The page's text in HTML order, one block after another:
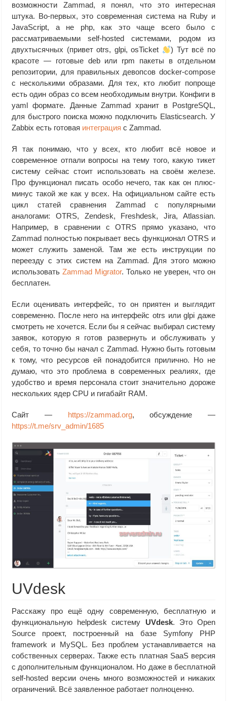
возможности Zammad, я понял, что это интересная
штука. Во-первых, это современная система на Ruby и
JavaScript, а не php, как это чаще всего было с
рассматриваемыми self-hosted системами, родом из
двухтысячных (привет otrs, glpi, osTicket
) Тут всё по
красоте — готовые deb или rpm пакеты в отдельном
репозитории, для правильных девопсов docker-compose
с несколькими образами. Для тех, кто любит попроще
есть один образ со всем необходимым внутри. Конфиги в
yaml формате. Данные Zammad хранит в PostgreSQL,
для быстрого поиска можно подключить Elasticsearch. У
Zabbix есть готовая интеграция с Zammad.
Я так понимаю, что у всех, кто любит всё новое и
современное отпали вопросы на тему того, какую тикет
систему сейчас стоит использовать на своём железе.
Про функционал писать особо нечего, так как он плюс-
минус такой же как у всех. На официальном сайте есть
цикл статей сравнения Zammad с популярными
аналогами: OTRS, Zendesk, Freshdesk, Jira, Atlassian.
Например, в сравнении с OTRS прямо указано, что
Zammad полностью покрывает весь функционал OTRS и
может служить заменой. Там же есть инструкции по
переезду с этих систем на Zammad. Для этого можно
использоватьZammad Migrator. Только не уверен, что он
бесплатен.
Если оценивать интерфейс, то он приятен и выглядит
современно. После него на интерфейс otrs или glpi даже
смотреть не хочется. Если бы я сейчас выбирал систему
заявок, которую я готов развернуть и обслуживать у
себя, то точно бы начал с Zammad. Нужно быть готовым
к тому, что ресурсов ей понадобится прилично. Но не
думаю, что это проблема в современных реалиях, где
удобство и время персонала стоит значительно дороже
нескольких ядер CPU и гигабайт RAM.
Сайт — https://zammad.org, обсуждение —
https://t.me/srv_admin/1685
UVdesk
Расскажу про ещё одну современную, бесплатную и
функциональную helpdesk систему UVdesk. Это Open
Source проект, построенный на базе Symfony PHP
framework и MySQL. Без проблем устанавливается на
собственных серверах. Также есть платная SaaS версия
с дополнительным функционалом. Но даже в бесплатной
self-hosted версии очень много возможностей и никаких
ограничений. Всё заявленное работает полноценно.